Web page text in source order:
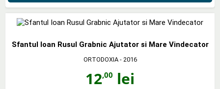
Sfantul Ioan Rusul Grabnic Ajutator si Mare Vindecator
ORTODOXIA- 2016
12,00 lei